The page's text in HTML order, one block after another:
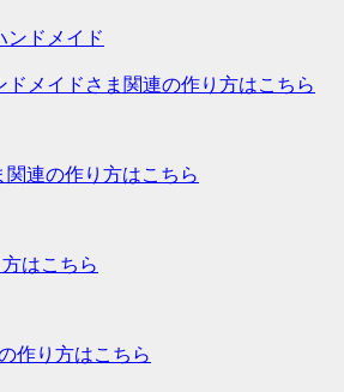
ドメイドさま関連の作り方はこちら
関連の作り方はこちら
はこちら
作り方はこちら